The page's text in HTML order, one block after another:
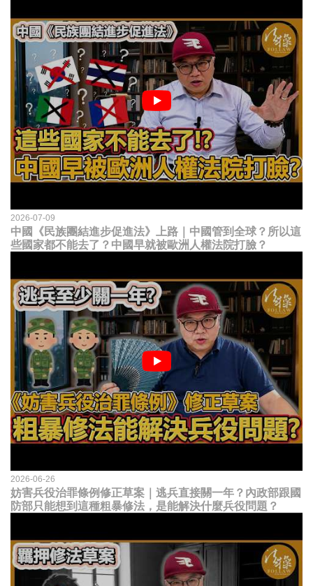
2026-07-09
中國《民族團結進步促進法》上路｜中國管到全球？所以這
些國家都不能去了？中國早就被歐洲人權法院打臉？
2026-06-26
妨害兵役治罪條例修正草案｜逃兵直接關一年？內政部跟國
防部只能想到這種粗暴修法，是能解決什麼兵役問題？